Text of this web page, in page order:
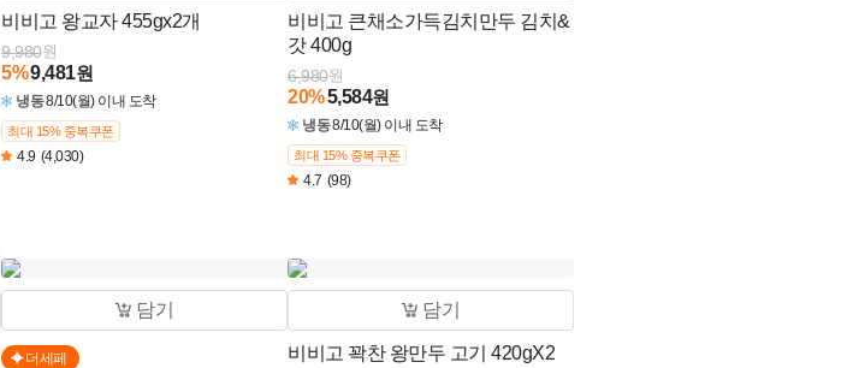
비비고 왕교자 455gx2개
5%9,481원
9,980원
냉동8/10(월) 이내 도착
최대 15% 중복쿠폰
4.9 (4,030)
비비고 큰채소가득김치만두 김치&
갓 400g
20%5,584원
6,980원
냉동8/10(월) 이내 도착
최대 15% 중복쿠폰
4.7 (98)
담기
더세페
담기
비비고 꽉찬 왕만두 고기 420gX2